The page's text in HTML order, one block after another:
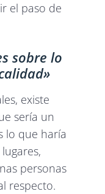
el paso de
sobre lo
existe
sería un
lo que haría
personas
respecto.